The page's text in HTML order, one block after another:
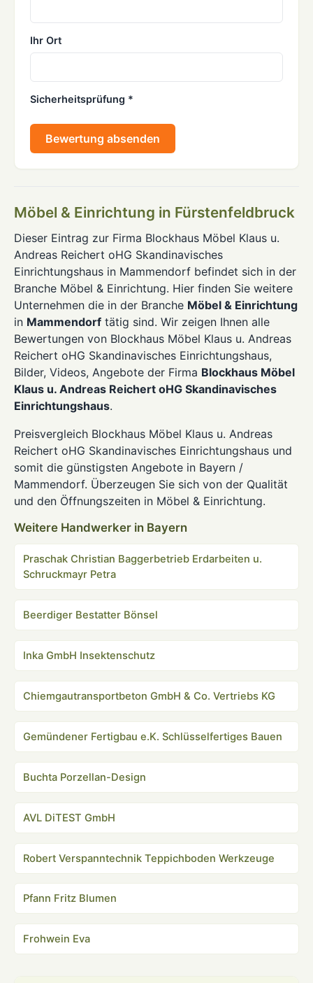
Ihr Ort
Sicherheitsprüfung *
Bewertung absenden
Möbel & Einrichtung in Fürstenfeldbruck
Dieser Eintrag zur Firma Blockhaus Möbel Klaus u.
Andreas Reichert oHG Skandinavisches
Einrichtungshaus in Mammendorf befindet sich in der
Branche Möbel & Einrichtung. Hier finden Sie weitere
Unternehmen die in der Branche Möbel & Einrichtung
in Mammendorf tätig sind. Wir zeigen Ihnen alle
Bewertungen von Blockhaus Möbel Klaus u. Andreas
Reichert oHG Skandinavisches Einrichtungshaus,
Bilder, Videos, Angebote der Firma Blockhaus Möbel
Klaus u. Andreas Reichert oHG Skandinavisches
Einrichtungshaus.
Preisvergleich Blockhaus Möbel Klaus u. Andreas
Reichert oHG Skandinavisches Einrichtungshaus und
somit die günstigsten Angebote in Bayern /
Mammendorf. Überzeugen Sie sich von der Qualität
und den Öffnungszeiten in Möbel & Einrichtung.
Weitere Handwerker in Bayern
Praschak Christian Baggerbetrieb Erdarbeiten u.
Schruckmayr Petra
Beerdiger Bestatter Bönsel
Inka GmbH Insektenschutz
Chiemgautransportbeton GmbH & Co. Vertriebs KG
Gemündener Fertigbau e.K. Schlüsselfertiges Bauen
Buchta Porzellan-Design
AVL DiTEST GmbH
Robert Verspanntechnik Teppichboden Werkzeuge
Pfann Fritz Blumen
Frohwein Eva